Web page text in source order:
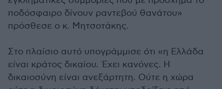
ποδόσφαιρο δίνουν ραντεβού θανάτου»
πρόσθεσε ο κ. Μητσοτάκης.
Στο πλαίσιο αυτό υπογράμμισε ότι «η Ελλάδα
είναι κράτος δικαίου. Έχει κανόνες. Η
δικαιοσύνη είναι ανεξάρτητη. Ούτε η χώρα